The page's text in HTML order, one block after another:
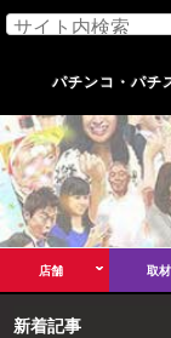
パチンコ・パチ
店舗 取材
新着記事